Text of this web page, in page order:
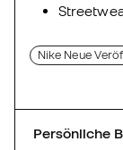
Nike Neue